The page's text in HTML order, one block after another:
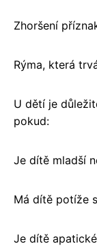
Zhoršení
Rýma, která
U dětí je
pokud:
Je dítě mladší
Má dítě potíže
Je dítě